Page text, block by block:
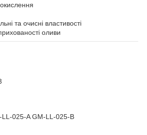
окислення
та очисні властивості
оливи
025-A GM-LL-025-B